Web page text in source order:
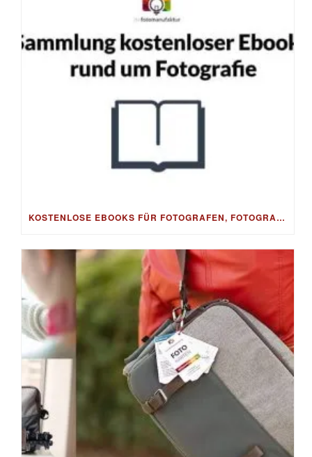
KOSTENLOSE EBOOKS FÜR FOTOGRAFEN, FOTOGRAFIE, BESSERE FOTOS & BILDBEARBEITUNG, FOTO-TIPPS & FOTO-BUSINESS – GRATIS ALS DOWNLOAD